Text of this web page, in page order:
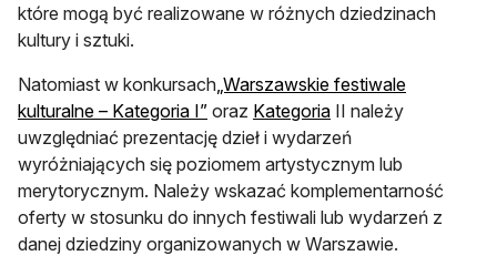
które mogą być realizowane w różnych dziedzinach
kultury i sztuki.
Natomiast w konkursach„Warszawskie festiwale
kulturalne – Kategoria I” oraz Kategoria II należy
uwzględniać prezentację dzieł i wydarzeń
wyróżniających się poziomem artystycznym lub
merytorycznym. Należy wskazać komplementarność
oferty w stosunku do innych festiwali lub wydarzeń z
danej dziedziny organizowanych w Warszawie.